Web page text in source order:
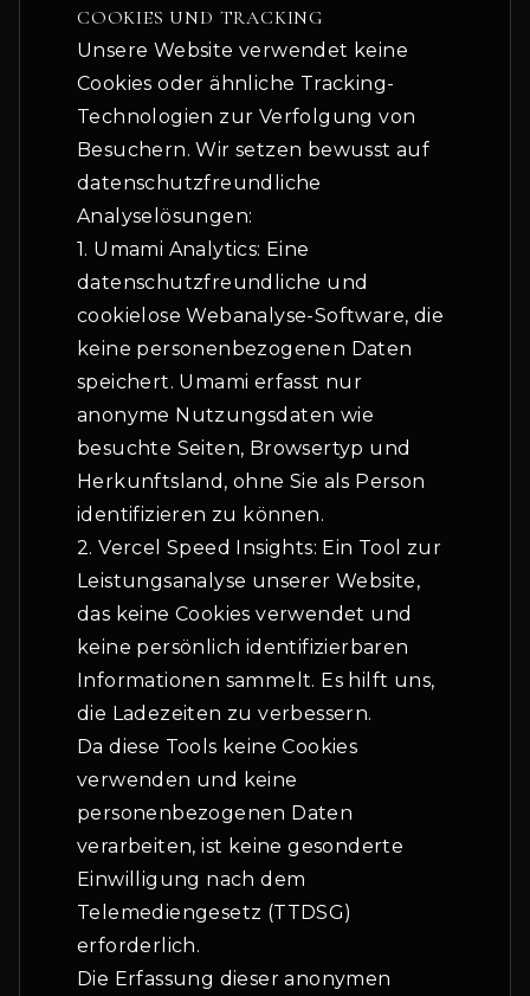
COOKIES UND TRACKING
Unsere Website verwendet keine
Cookies oder ähnliche Tracking-
Technologien zur Verfolgung von
Besuchern. Wir setzen bewusst auf
datenschutzfreundliche
Analyselösungen:
1. Umami Analytics: Eine
datenschutzfreundliche und
cookielose Webanalyse-Software, die
keine personenbezogenen Daten
speichert. Umami erfasst nur
anonyme Nutzungsdaten wie
besuchte Seiten, Browsertyp und
Herkunftsland, ohne Sie als Person
identifizieren zu können.
2. Vercel Speed Insights: Ein Tool zur
Leistungsanalyse unserer Website,
das keine Cookies verwendet und
keine persönlich identifizierbaren
Informationen sammelt. Es hilft uns,
die Ladezeiten zu verbessern.
Da diese Tools keine Cookies
verwenden und keine
personenbezogenen Daten
verarbeiten, ist keine gesonderte
Einwilligung nach dem
Telemediengesetz (TTDSG)
erforderlich.
Die Erfassung dieser anonymen